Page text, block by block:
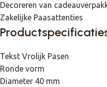
Decoreren van
Zakelijke Paasattenties
Tekst Vrolijk Pasen
Ronde vorm
Diameter 40 mm